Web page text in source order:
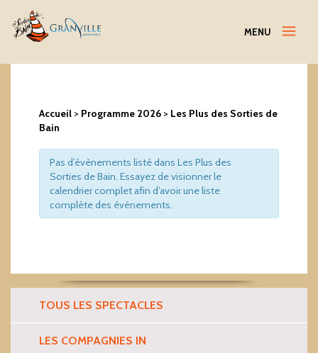
Menu
MENU
Accueil > Programme 2026 > Les Plus des Sorties de
Bain
Pas d’évènements listé dans Les Plus des
Sorties de Bain. Essayez de visionner le
calendrier complet afin d’avoir une liste
complète des évènements.
Navigation
TOUS LES SPECTACLES
LES COMPAGNIES IN